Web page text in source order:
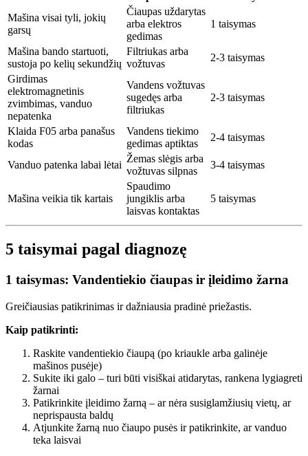
Mašina visai tyli, jokių
garsų
Čiaupas uždarytas
arba elektros
gedimas
1 taisymas
Mašina bando startuoti,
sustoja po kelių sekundžių
Filtriukas arba
vožtuvas
2-3 taisymas
Girdimas
elektromagnetinis
zvimbimas, vanduo
nepatenka
Vandens vožtuvas
sugedęs arba
filtriukas
2-3 taisymas
Klaida F05 arba panašus
kodas
Vandens tiekimo
gedimas aptiktas
2-4 taisymas
Vanduo patenka labai lėtai
Žemas slėgis arba
vožtuvas silpnas
3-4 taisymas
Mašina veikia tik kartais
Spaudimo
jungiklis arba
laisvas kontaktas
5 taisymas
5 taisymai pagal diagnozę
1 taisymas: Vandentiekio čiaupas ir įleidimo žarna
Greičiausias patikrinimas ir dažniausia pradinė priežastis.
Kaip patikrinti:
Raskite vandentiekio čiaupą (po kriaukle arba galinėje
mašinos pusėje)
Sukite iki galo – turi būti visiškai atidarytas, rankena lygiagreti
žarnai
Patikrinkite įleidimo žarną – ar nėra susiglamžiusių vietų, ar
neprispausta baldų
Atjunkite žarną nuo čiaupo pusės ir patikrinkite, ar vanduo
teka laisvai